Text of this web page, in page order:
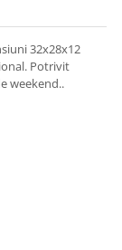
32x28x12
Potrivit
weekend..